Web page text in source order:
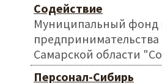
Содействие
Муниципальный фонд
Самарской области
Персонал-Сибирь